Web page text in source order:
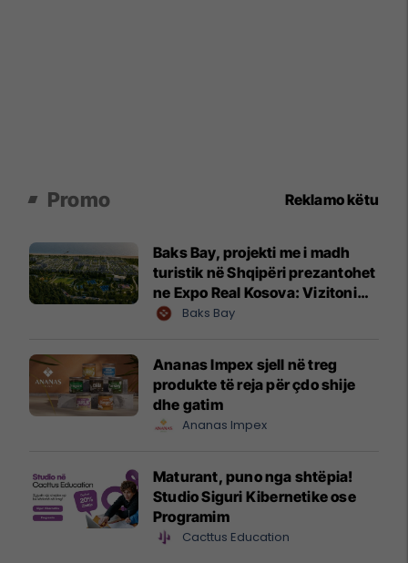
Promo Reklamo këtu
Baks Bay, projekti me i madh
turistik në Shqipëri prezantohet
ne Expo Real Kosova: Vizitoni
shtandin dhe zbuloni
Baks Bay
Ananas Impex sjell në treg
produkte të reja për çdo shije
dhe gatim
Ananas Impex
Maturant, puno nga shtëpia!
Studio Siguri Kibernetike ose
Programim
Cacttus Education